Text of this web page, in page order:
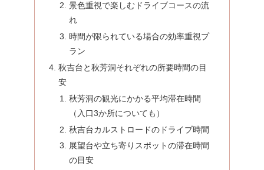
景色重視で楽しむドライブコースの流
れ
時間が限られている場合の効率重視プ
ラン
秋吉台と秋芳洞それぞれの所要時間の目
安
秋芳洞の観光にかかる平均滞在時間
（入口3か所についても）
秋吉台カルストロードのドライブ時間
展望台や立ち寄りスポットの滞在時間
の目安